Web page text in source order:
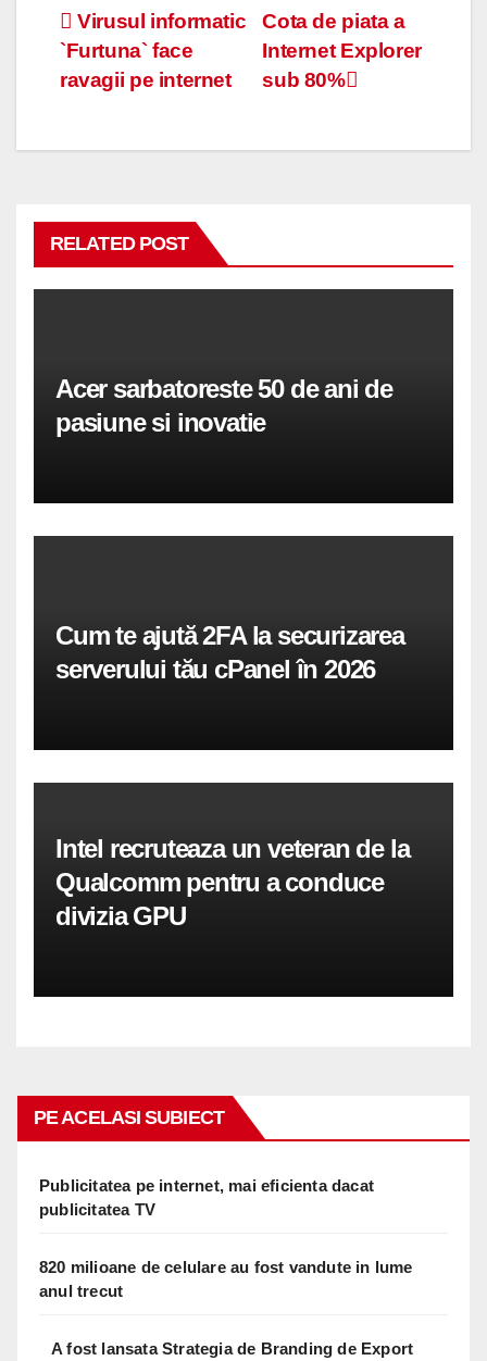
Navigare
în
Cota de piata a
Internet Explorer
sub 80%
Virusul informatic
`Furtuna` face
ravagii pe internet
RELATED POST
Acer sarbatoreste 50 de ani de
pasiune si inovatie
Cum te ajută 2FA la securizarea
serverului tău cPanel în 2026
Intel recruteaza un veteran de la
Qualcomm pentru a conduce
divizia GPU
PE ACELASI SUBIECT
Publicitatea pe internet, mai eficienta dacat
publicitatea TV
820 milioane de celulare au fost vandute in lume
anul trecut
A fost lansata Strategia de Branding de Export